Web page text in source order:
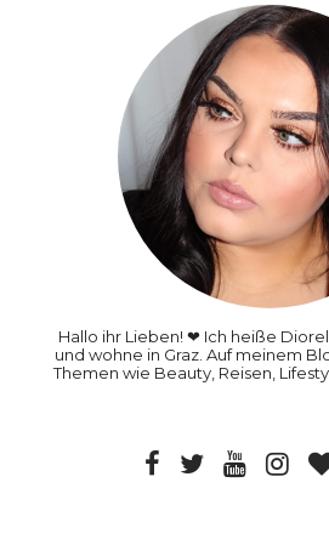
Hallo ihr Lieben! ❤ Ich heiße
und wohne in Graz. Auf meinem
Themen wie Beauty, Reisen,